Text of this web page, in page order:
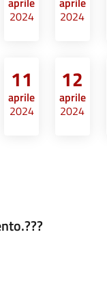
2024
2024
11
aprile
2024
12
aprile
2024